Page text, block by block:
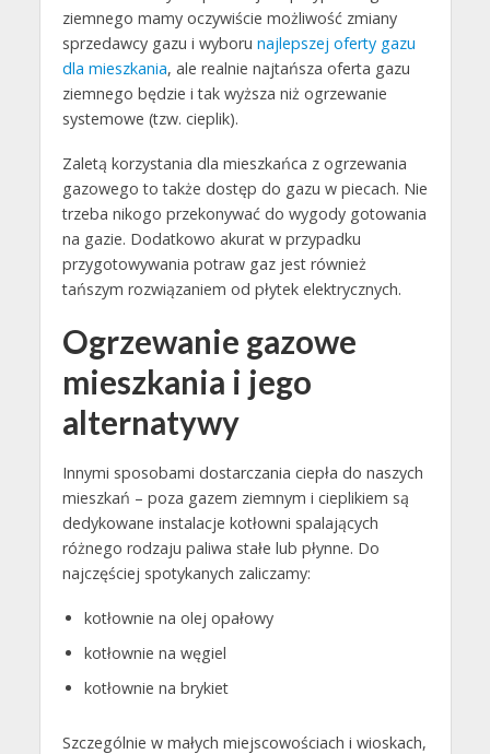
ziemnego mamy oczywiście możliwość zmiany
sprzedawcy gazu i wyboru najlepszej oferty gazu
dla mieszkania, ale realnie najtańsza oferta gazu
ziemnego będzie i tak wyższa niż ogrzewanie
systemowe (tzw. cieplik).
Zaletą korzystania dla mieszkańca z ogrzewania
gazowego to także dostęp do gazu w piecach. Nie
trzeba nikogo przekonywać do wygody gotowania
na gazie. Dodatkowo akurat w przypadku
przygotowywania potraw gaz jest również
tańszym rozwiązaniem od płytek elektrycznych.
Ogrzewanie gazowe
mieszkania i jego
alternatywy
Innymi sposobami dostarczania ciepła do naszych
mieszkań – poza gazem ziemnym i cieplikiem są
dedykowane instalacje kotłowni spalających
różnego rodzaju paliwa stałe lub płynne. Do
najczęściej spotykanych zaliczamy:
kotłownie na olej opałowy
kotłownie na węgiel
kotłownie na brykiet
Szczególnie w małych miejscowościach i wioskach,